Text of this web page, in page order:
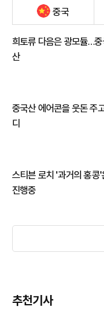
중국
희토류 다음은 광모듈…
산
중국산 에어콘을 웃돈 주
디
스티븐 로치 '과거의 홍콩
진행중
추천기사